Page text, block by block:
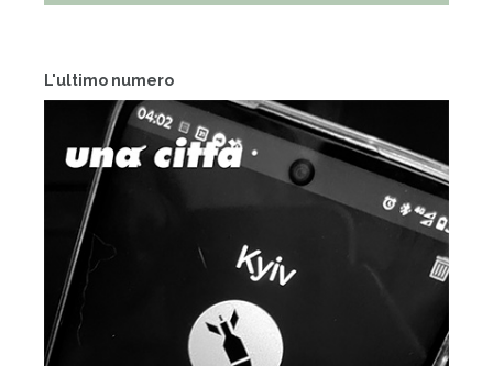
L'ultimo numero